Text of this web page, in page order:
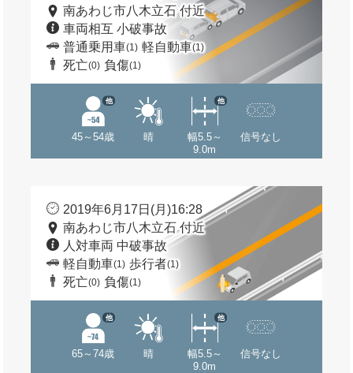
南あわじ市八木立石 付近
車両相互 小破事故
普通乗用車(1) 軽自動車(1)
死亡(0) 負傷(1)
45～54歳
他
晴
幅5.5～
9.0m
他
信号なし
2019年6月17日(月)16:28
南あわじ市八木立石 付近
人対車両 中破事故
軽自動車(1) 歩行者(1)
死亡(0) 負傷(1)
65～74歳
他
晴
幅5.5～
9.0m
他
信号なし